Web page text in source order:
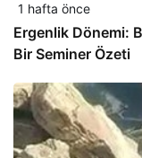
1 hafta önce
Ergenlik Dönemi:
Bir Seminer Özeti